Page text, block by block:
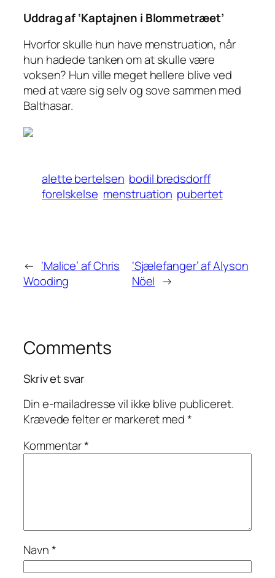
Uddrag af ‘Kaptajnen i Blommetræet’
Hvorfor skulle hun have menstruation, når
hun hadede tanken om at skulle være
voksen? Hun ville meget hellere blive ved
med at være sig selv og sove sammen med
Balthasar.
alette bertelsen bodil bredsdorff
forelskelse menstruation pubertet
← ‘Malice’ af Chris
Wooding
‘Sjælefanger’ af Alyson
Nöel →
Comments
Skriv et svar
Din e-mailadresse vil ikke blive publiceret.
Krævede felter er markeret med*
Kommentar*
Navn*